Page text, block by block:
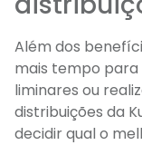
Além dos
mais tempo
liminares ou
distribuições da
decidir qual o